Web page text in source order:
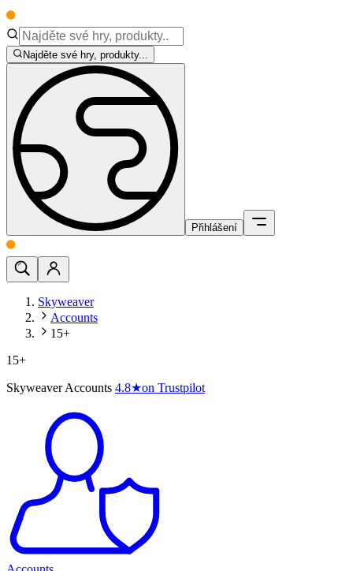
Najděte své hry, produkty...
Přihlášení
Skyweaver
Accounts
15+
15+
Skyweaver Accounts 4.8★on Trustpilot